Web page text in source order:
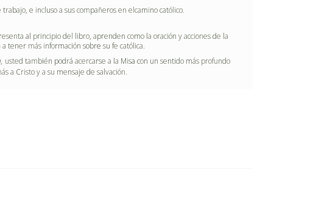
trabajo, e incluso a sus compañerosen elcamino católico.
esenta al principiodel libro, aprenden como la oración y accionesde la
a tener más información sobre su fe católica.
usted también podrá acercarse a la Misa con un sentido más profundo
a Cristo y a su mensaje de salvación.